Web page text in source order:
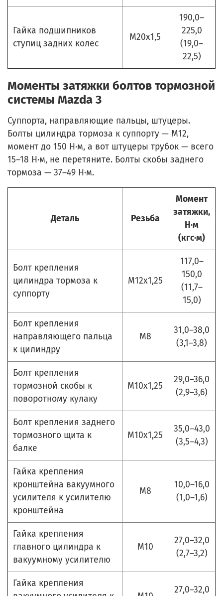
Гайка подшипников
ступиц задних колес
М20х1,5
190,0–
225,0
(19,0–
22,5)
Моменты затяжки болтов тормозной
системы Mazda 3
Суппорта, направляющие пальцы, штуцеры.
Болты цилиндра тормоза к суппорту — М12,
момент до 150 Н·м, а вот штуцеры трубок — всего
15–18 Н·м, не перетяните. Болты скобы заднего
тормоза — 37–49 Н·м.
Деталь Резьба
Момент
затяжки,
Н·м
(кгс·м)
Болт крепления
цилиндра тормоза к
суппорту
М12х1,25
117,0–
150,0
(11,7–
15,0)
Болт крепления
направляющего пальца
к цилиндру
М8
31,0–38,0
(3,1–3,8)
Болт крепления
тормозной скобы к
поворотному кулаку
М10х1,25
29,0–36,0
(2,9–3,6)
Болт крепления заднего
тормозного щита к
балке
М10х1,25
35,0–43,0
(3,5–4,3)
Гайка крепления
кронштейна вакуумного
усилителя к усилителю
кронштейна
М8
10,0–16,0
(1,0–1,6)
Гайка крепления
главного цилиндра к
вакуумному усилителю
М10
27,0–32,0
(2,7–3,2)
Гайка крепления
27,0–32,0